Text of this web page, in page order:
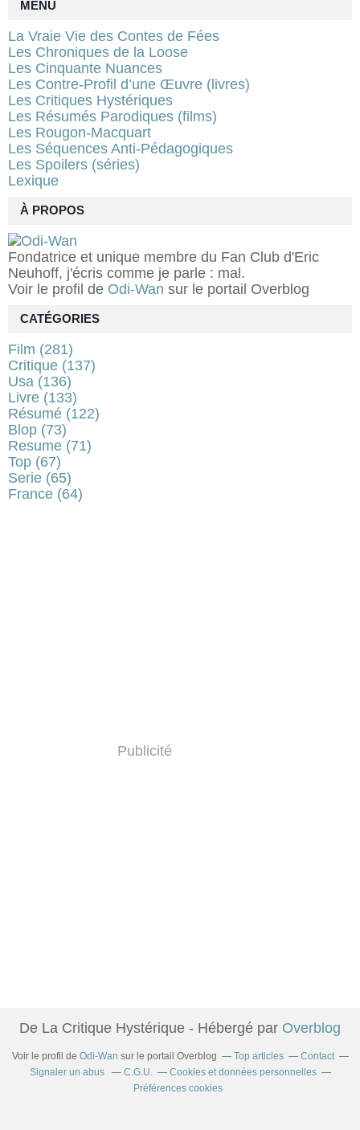
À PROPOS
Fondatrice et unique membre du Fan Club d'Eric
Neuhoff, j'écris comme je parle : mal.
Voir le profil de Odi-Wan sur le portail Overblog
MENU
La Vraie Vie des Contes de Fées
Les Chroniques de la Loose
Les Cinquante Nuances
Les Contre-Profil d’une Œuvre (livres)
Les Critiques Hystériques
Les Résumés Parodiques (films)
Les Rougon-Macquart
Les Séquences Anti-Pédagogiques
Les Spoilers (séries)
Lexique
CATÉGORIES
Film (281)
Critique (137)
Usa (136)
Livre (133)
Résumé (122)
Blop (73)
Resume (71)
Top (67)
Serie (65)
France (64)
Publicité
De La Critique Hystérique - Hébergé par Overblog
Voir le profil de Odi-Wan sur le portail Overblog Top articles
Contact
Signaler un abus
C.G.U.
Cookies et données personnelles
Préférences cookies